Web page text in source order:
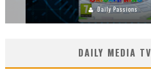
Carlos Mühlig
DAILY MEDIA TV